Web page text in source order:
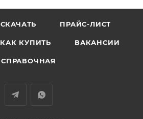
СКАЧАТЬ ПРАЙС-ЛИСТ
КАК КУПИТЬ ВАКАНСИИ
СПРАВОЧНАЯ